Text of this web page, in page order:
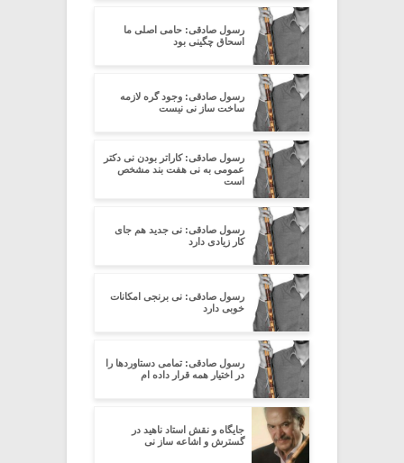
رسول صادقی: حامی اصلی ما
اسحاق چگینی بود
رسول صادقی: وجود گره لازمه
ساخت ساز نی نیست
رسول صادقی: کاراتر بودن نی دکتر
عمومی به نی هفت بند مشخص
است
رسول صادقی: نی جدید هم جای
کار زیادی دارد
رسول صادقی: نی برنجی امکانات
خوبی دارد
رسول صادقی: تمامی دستاوردها را
در اختیار همه قرار داده ام
جایگاه و نقش استاد ناهید در
گسترش و اشاعه ساز نی